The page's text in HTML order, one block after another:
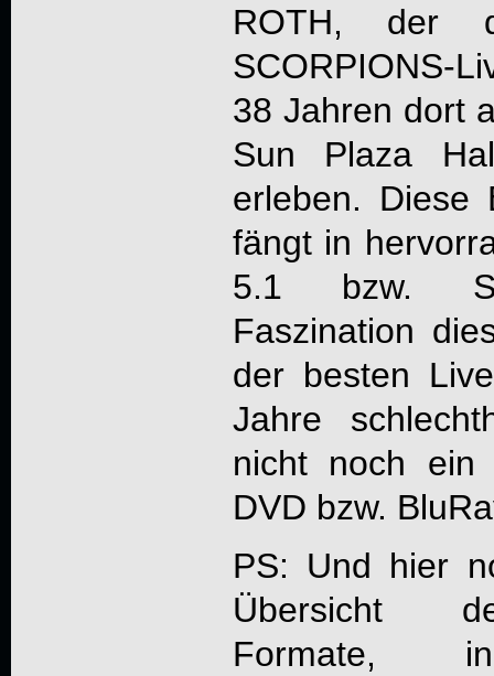
ROTH, der
SCORPIONS-
38 Jahren dort
Sun Plaza
erleben. Diese
fängt in
5.1 bzw.
Faszination
der besten
Jahre
nicht noch
DVD bzw.
PS: Und hier
Übersicht
Formate,